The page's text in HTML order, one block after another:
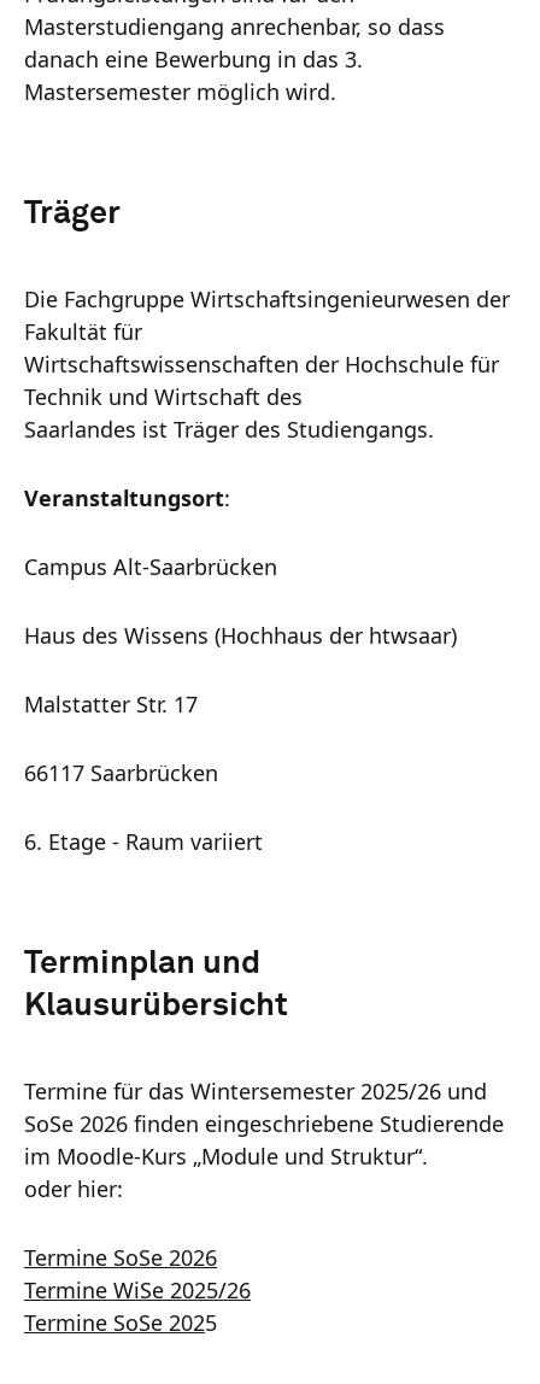
Masterstudiengang anrechenbar, so dass
danach eine Bewerbung in das 3.
Mastersemester möglich wird.
Träger
Die Fachgruppe Wirtschaftsingenieurwesen der
Fakultät für
Wirtschaftswissenschaften der Hochschule für
Technik und Wirtschaft des
Saarlandes ist Träger des Studiengangs.
Veranstaltungsort:
Campus Alt-Saarbrücken
Haus des Wissens (Hochhaus der htwsaar)
Malstatter Str. 17
66117 Saarbrücken
6. Etage - Raum variiert
Terminplan und
Klausurübersicht
Termine für das Wintersemester 2025/26 und
SoSe 2026 finden eingeschriebene Studierende
im Moodle-Kurs „Module und Struktur“.
oder hier:
Termine SoSe 2026
Termine WiSe 2025/26
Termine SoSe 2025